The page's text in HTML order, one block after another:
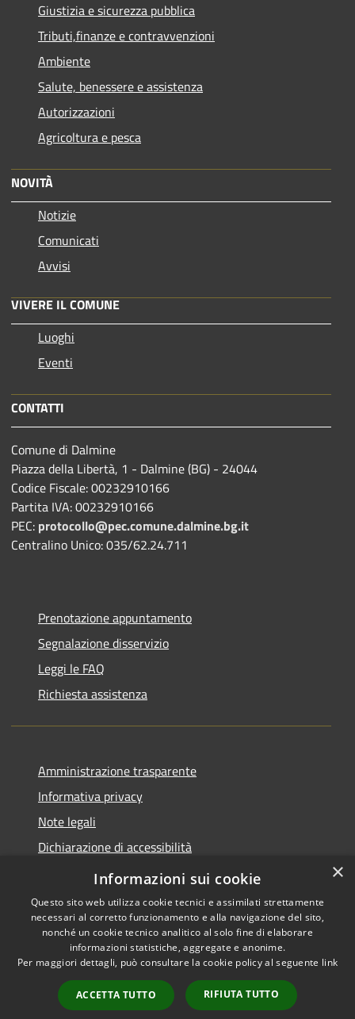
Giustizia e sicurezza pubblica
Tributi,finanze e contravvenzioni
Ambiente
Salute, benessere e assistenza
Autorizzazioni
Agricoltura e pesca
NOVITÀ
Notizie
Comunicati
Avvisi
VIVERE IL COMUNE
Luoghi
Eventi
CONTATTI
Comune di Dalmine
Piazza della Libertà, 1 - Dalmine (BG) - 24044
Codice Fiscale: 00232910166
Partita IVA: 00232910166
PEC: protocollo@pec.comune.dalmine.bg.it
Centralino Unico: 035/62.24.711
Prenotazione appuntamento
Segnalazione disservizio
Leggi le FAQ
Richiesta assistenza
Amministrazione trasparente
Informativa privacy
Note legali
Dichiarazione di accessibilità
Piano di miglioramento del sito
Accessibility
Copyright © 2026 • Comune di
Dalmine • Powered by
Municipium•
Admin
access
×
Informazioni sui cookie
Questo sito web utilizza cookie tecnici e assimilati strettamente
necessari al corretto funzionamento e alla navigazione del sito,
nonché un cookie tecnico analitico al solo fine di elaborare
informazioni statistiche, aggregate e anonime.
Per maggiori dettagli, può consultare la cookie policy al seguente link
ACCETTA TUTTO RIFIUTA TUTTO